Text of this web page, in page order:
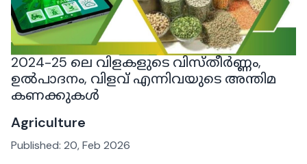
2024-25 ലെ വിളകളുടെ വിസ്തീർണ്ണം,
ഉൽപാദനം, വിളവ് എന്നിവയുടെ അന്തിമ
കണക്കുകൾ
Agriculture
Published: 20, Feb 2026